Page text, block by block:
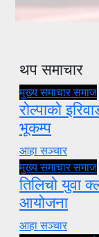
थप समाचार
मुख्य समाचारसमाज
रोल्पाको
भूकम्प
आहा सञ्चार
मुख्य समाचारसमाज
तिलिचो युवा
आयोजना
आहा सञ्चार